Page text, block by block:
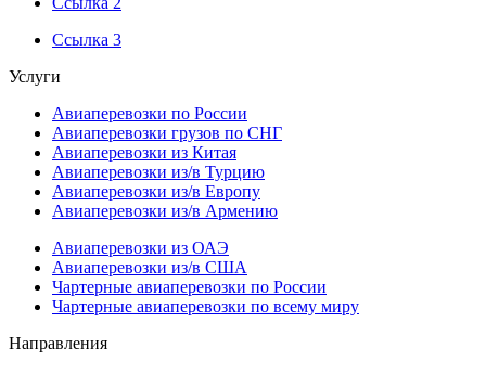
Ссылка 3
Услуги
Авиаперевозки по России
Авиаперевозки грузов по СНГ
Авиаперевозки из Китая
Авиаперевозки из/в Турцию
Авиаперевозки из/в Европу
Авиаперевозки из/в Армению
Авиаперевозки из ОАЭ
Авиаперевозки из/в США
Чартерные авиаперевозки по России
Чартерные авиаперевозки по всему миру
Направления